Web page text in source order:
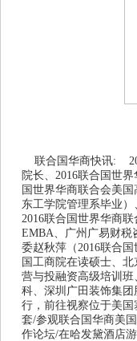
联合国华商快讯:
院长、2016联合国世
国世界华商联合会美
东工学院管理系毕业
2016联合国世界华商
EMBA、广州广易财税
委赵秋萍（2016联合
国工商院在读硕士、
营与投融资高级培训
科、深圳广田装饰集
行，前往视察位于美
套/参观联合国华商美
作论坛/在哈发黛酒店